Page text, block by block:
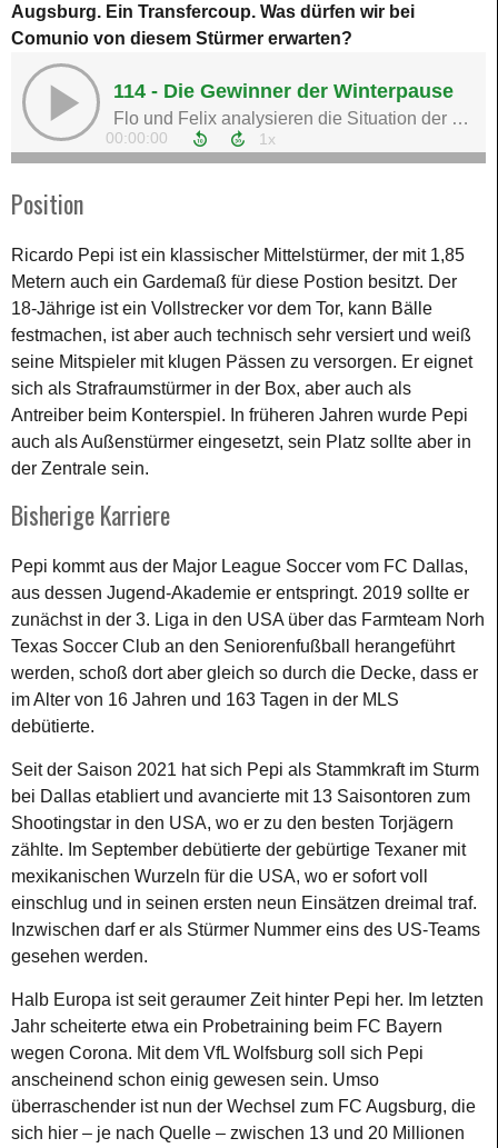
Augsburg. Ein Transfercoup. Was dürfen wir bei
Comunio von diesem Stürmer erwarten?
Position
Ricardo Pepi ist ein klassischer Mittelstürmer, der mit 1,85
Metern auch ein Gardemaß für diese Postion besitzt. Der
18-Jährige ist ein Vollstrecker vor dem Tor, kann Bälle
festmachen, ist aber auch technisch sehr versiert und weiß
seine Mitspieler mit klugen Pässen zu versorgen. Er eignet
sich als Strafraumstürmer in der Box, aber auch als
Antreiber beim Konterspiel. In früheren Jahren wurde Pepi
auch als Außenstürmer eingesetzt, sein Platz sollte aber in
der Zentrale sein.
Bisherige Karriere
Pepi kommt aus der Major League Soccer vom FC Dallas,
aus dessen Jugend-Akademie er entspringt. 2019 sollte er
zunächst in der 3. Liga in den USA über das Farmteam Norh
Texas Soccer Club an den Seniorenfußball herangeführt
werden, schoß dort aber gleich so durch die Decke, dass er
im Alter von 16 Jahren und 163 Tagen in der MLS
debütierte.
Seit der Saison 2021 hat sich Pepi als Stammkraft im Sturm
bei Dallas etabliert und avancierte mit 13 Saisontoren zum
Shootingstar in den USA, wo er zu den besten Torjägern
zählte. Im September debütierte der gebürtige Texaner mit
mexikanischen Wurzeln für die USA, wo er sofort voll
einschlug und in seinen ersten neun Einsätzen dreimal traf.
Inzwischen darf er als Stürmer Nummer eins des US-Teams
gesehen werden.
Halb Europa ist seit geraumer Zeit hinter Pepi her. Im letzten
Jahr scheiterte etwa ein Probetraining beim FC Bayern
wegen Corona. Mit dem VfL Wolfsburg soll sich Pepi
anscheinend schon einig gewesen sein. Umso
überraschender ist nun der Wechsel zum FC Augsburg, die
sich hier – je nach Quelle – zwischen 13 und 20 Millionen